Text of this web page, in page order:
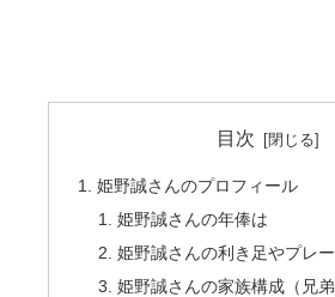
目次
姫野誠さんのプロフィール
姫野誠さんの年俸は
姫野誠さんの利き足やプレ
姫野誠さんの家族構成（兄弟